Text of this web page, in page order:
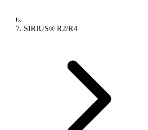
SIRIUS® R2/R4